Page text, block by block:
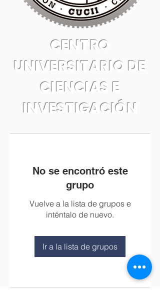
CENTRO
UNIVERSITARIO DE
CIENCIAS E
INVESTIGACIÓN
No se encontró este
grupo
Vuelve a la lista de grupos e
inténtalo de nuevo.
Ir a la lista de grupos